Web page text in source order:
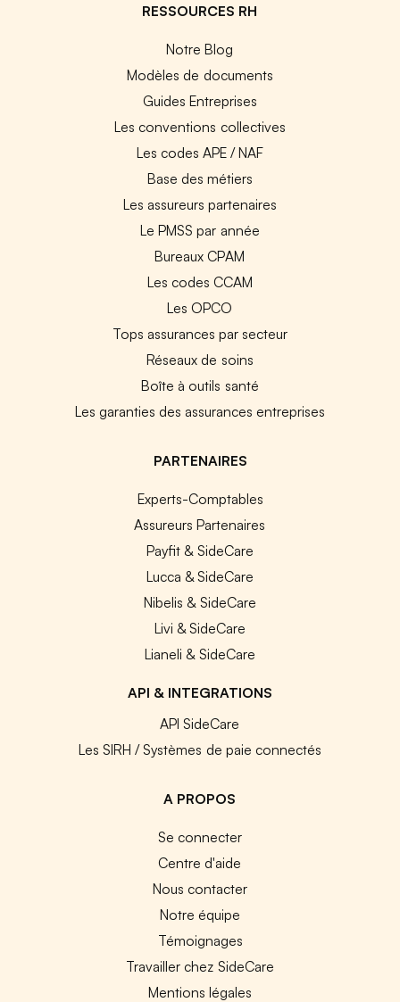
RESSOURCES RH
Notre Blog
Modèles de documents
Guides Entreprises
Les conventions collectives
Les codes APE / NAF
Base des métiers
Les assureurs partenaires
Le PMSS par année
Bureaux CPAM
Les codes CCAM
Les OPCO
Tops assurances par secteur
Réseaux de soins
Boîte à outils santé
Les garanties des assurances entreprises
PARTENAIRES
Experts-Comptables
Assureurs Partenaires
Payfit & SideCare
Lucca & SideCare
Nibelis & SideCare
Livi & SideCare
Lianeli & SideCare
API & INTEGRATIONS
API SideCare
Les SIRH / Systèmes de paie connectés
A PROPOS
Se connecter
Centre d'aide
Nous contacter
Notre équipe
Témoignages
Travailler chez SideCare
Mentions légales